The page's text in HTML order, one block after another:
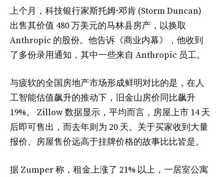
上个月，科技银行家斯托姆·邓肯 (Storm Duncan)
出售其价值 480 万美元的马林县房产，以换取
Anthropic 的股份。他告诉《商业内幕》，他收到
了多份录用通知，其中一些来自 Anthropic 员工。
与疲软的全国房地产市场形成鲜明对比的是，在人
工智能估值飙升的推动下，旧金山房价同比飙升
19%。 Zillow 数据显示，平均而言，房屋上市 14 天
后即可售出，而去年则为 20 天。关于买家收到大量
报价、房屋售价远高于挂牌价格的故事比比皆是。
据 Zumper 称，租金上涨了 21% 以上，一居室公寓